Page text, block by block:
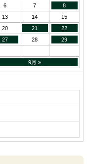
6 7
8
13 14
15
20 21
22
27 28
29
9月 »